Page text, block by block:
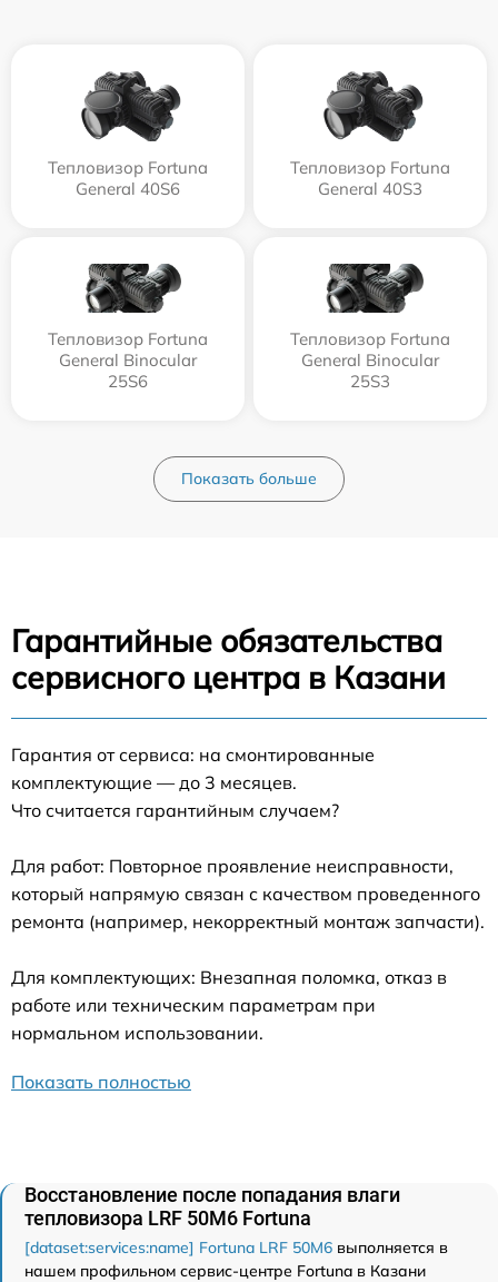
Тепловизор Fortuna
General 40S6
Тепловизор Fortuna
General 40S3
Тепловизор Fortuna
General Binocular
25S6
Тепловизор Fortuna
General Binocular
25S3
Показать больше
Гарантийные обязательства
сервисного центра в Казани
Гарантия от сервиса: на смонтированные
комплектующие — до 3 месяцев.
Что считается гарантийным случаем?
Для работ: Повторное проявление неисправности,
который напрямую связан с качеством проведенного
ремонта (например, некорректный монтаж запчасти).
Для комплектующих: Внезапная поломка, отказ в
работе или техническим параметрам при
нормальном использовании.
Показать полностью
Восстановление после попадания влаги
тепловизора LRF 50M6 Fortuna
[dataset:services:name] Fortuna LRF 50M6 выполняется в
нашем профильном сервис-центре Fortuna в Казани